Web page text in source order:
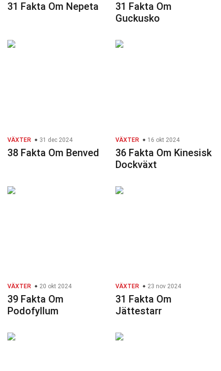
31 Fakta Om Nepeta
31 Fakta Om
Guckusko
VÄXTER 31 dec 2024
38 Fakta Om Benved
VÄXTER 16 okt 2024
36 Fakta Om Kinesisk
Dockväxt
VÄXTER 20 okt 2024
39 Fakta Om
Podofyllum
VÄXTER 23 nov 2024
31 Fakta Om
Jättestarr